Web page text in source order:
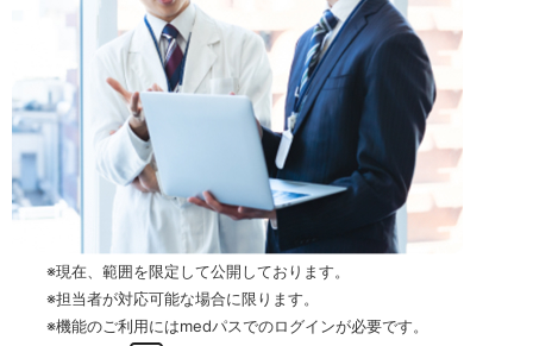
※現在、範囲を限定して公開しております。
※担当者が対応可能な場合に限ります。
※機能のご利用にはmedパスでのログインが必要です。